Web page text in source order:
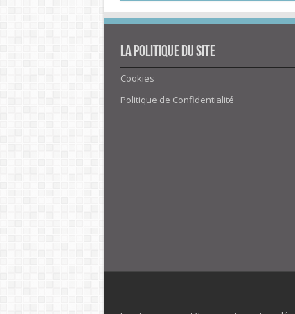
La politique du site
Cookies
Politique de Confidentialité